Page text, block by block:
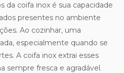
da coifa inox é sua capacidade
presentes no ambiente
Ao cozinhar, uma
especialmente quando se
A coifa inox extrai esses
sempre fresca e agradável.